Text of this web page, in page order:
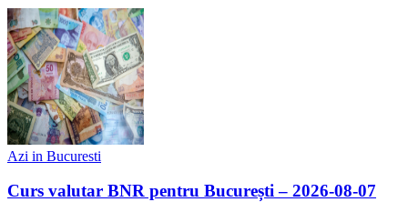
Azi in Bucuresti
Curs valutar BNR pentru București – 2026-08-07